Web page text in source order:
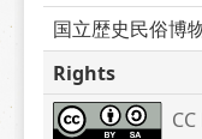
国立歴史民俗博
Rights